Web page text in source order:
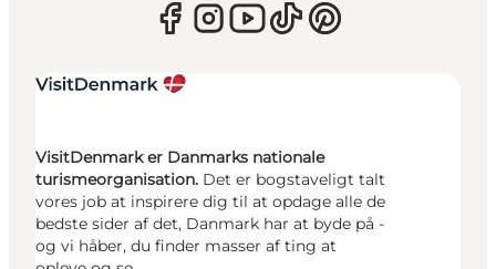
VisitDenmark er Danmarks nationale
turismeorganisation. Det er bogstaveligt talt
vores job at inspirere dig til at opdage alle de
bedste sider af det, Danmark har at byde på -
og vi håber, du finder masser af ting at